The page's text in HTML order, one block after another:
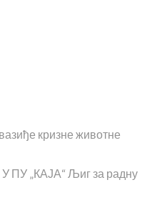
кризне животне
„КАЈА“ Љиг за радну